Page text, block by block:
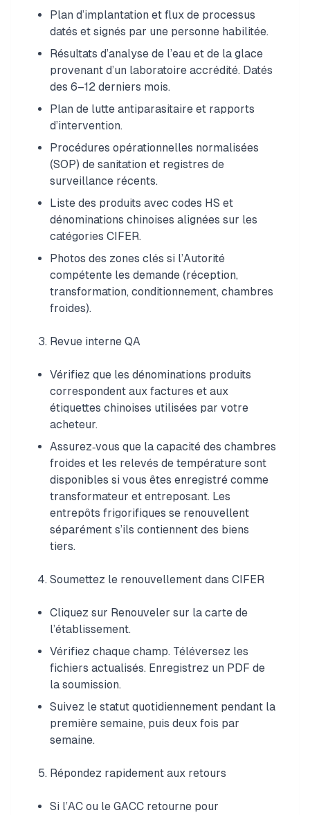
Plan d’implantation et flux de processus
datés et signés par une personne habilitée.
Résultats d’analyse de l’eau et de la glace
provenant d’un laboratoire accrédité. Datés
des 6–12 derniers mois.
Plan de lutte antiparasitaire et rapports
d’intervention.
Procédures opérationnelles normalisées
(SOP) de sanitation et registres de
surveillance récents.
Liste des produits avec codes HS et
dénominations chinoises alignées sur les
catégories CIFER.
Photos des zones clés si l’Autorité
compétente les demande (réception,
transformation, conditionnement, chambres
froides).
Revue interne QA
Vérifiez que les dénominations produits
correspondent aux factures et aux
étiquettes chinoises utilisées par votre
acheteur.
Assurez‑vous que la capacité des chambres
froides et les relevés de température sont
disponibles si vous êtes enregistré comme
transformateur et entreposant. Les
entrepôts frigorifiques se renouvellent
séparément s’ils contiennent des biens
tiers.
Soumettez le renouvellement dans CIFER
Cliquez sur Renouveler sur la carte de
l’établissement.
Vérifiez chaque champ. Téléversez les
fichiers actualisés. Enregistrez un PDF de
la soumission.
Suivez le statut quotidiennement pendant la
première semaine, puis deux fois par
semaine.
Répondez rapidement aux retours
Si l’AC ou le GACC retourne pour